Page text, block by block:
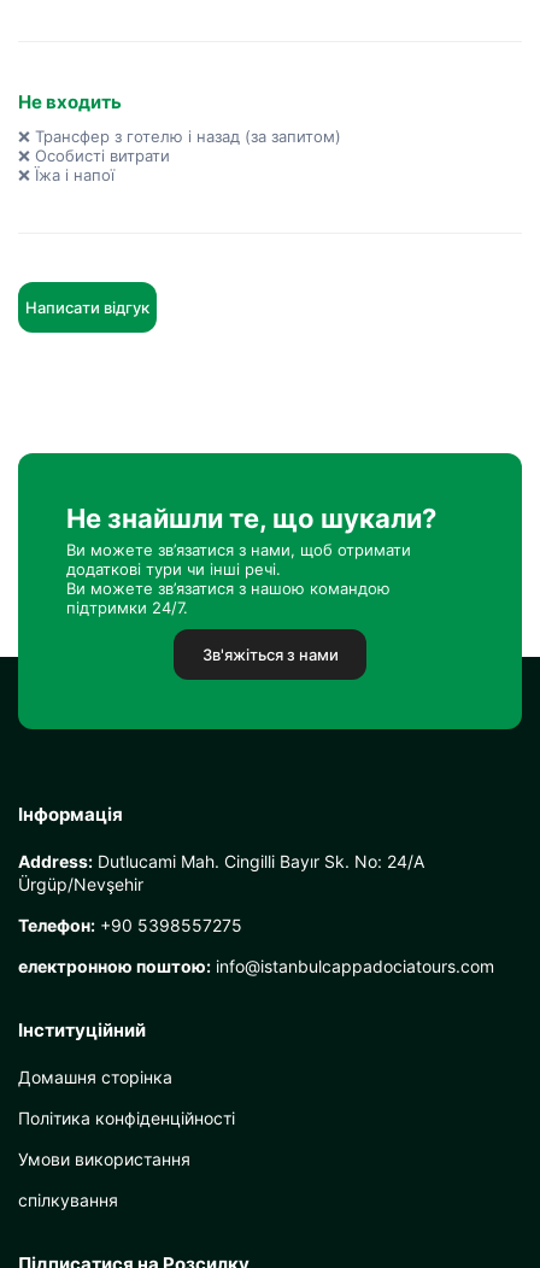
Не входить
❌ Трансфер з готелю і назад (за запитом)
❌ Особисті витрати
❌ Їжа і напої
Написати відгук
Не знайшли те, що шукали?
Ви можете зв’язатися з нами, щоб отримати
додаткові тури чи інші речі.
Ви можете зв’язатися з нашою командою
підтримки 24/7.
Зв'яжіться з нами
Інформація
Address: Dutlucami Mah. Cingilli Bayır Sk. No: 24/A
Ürgüp/Nevşehir
Телефон: +90 5398557275
електронною поштою: info@istanbulcappadociatours.com
Інституційний
Домашня сторінка
Політика конфіденційності
Умови використання
спілкування